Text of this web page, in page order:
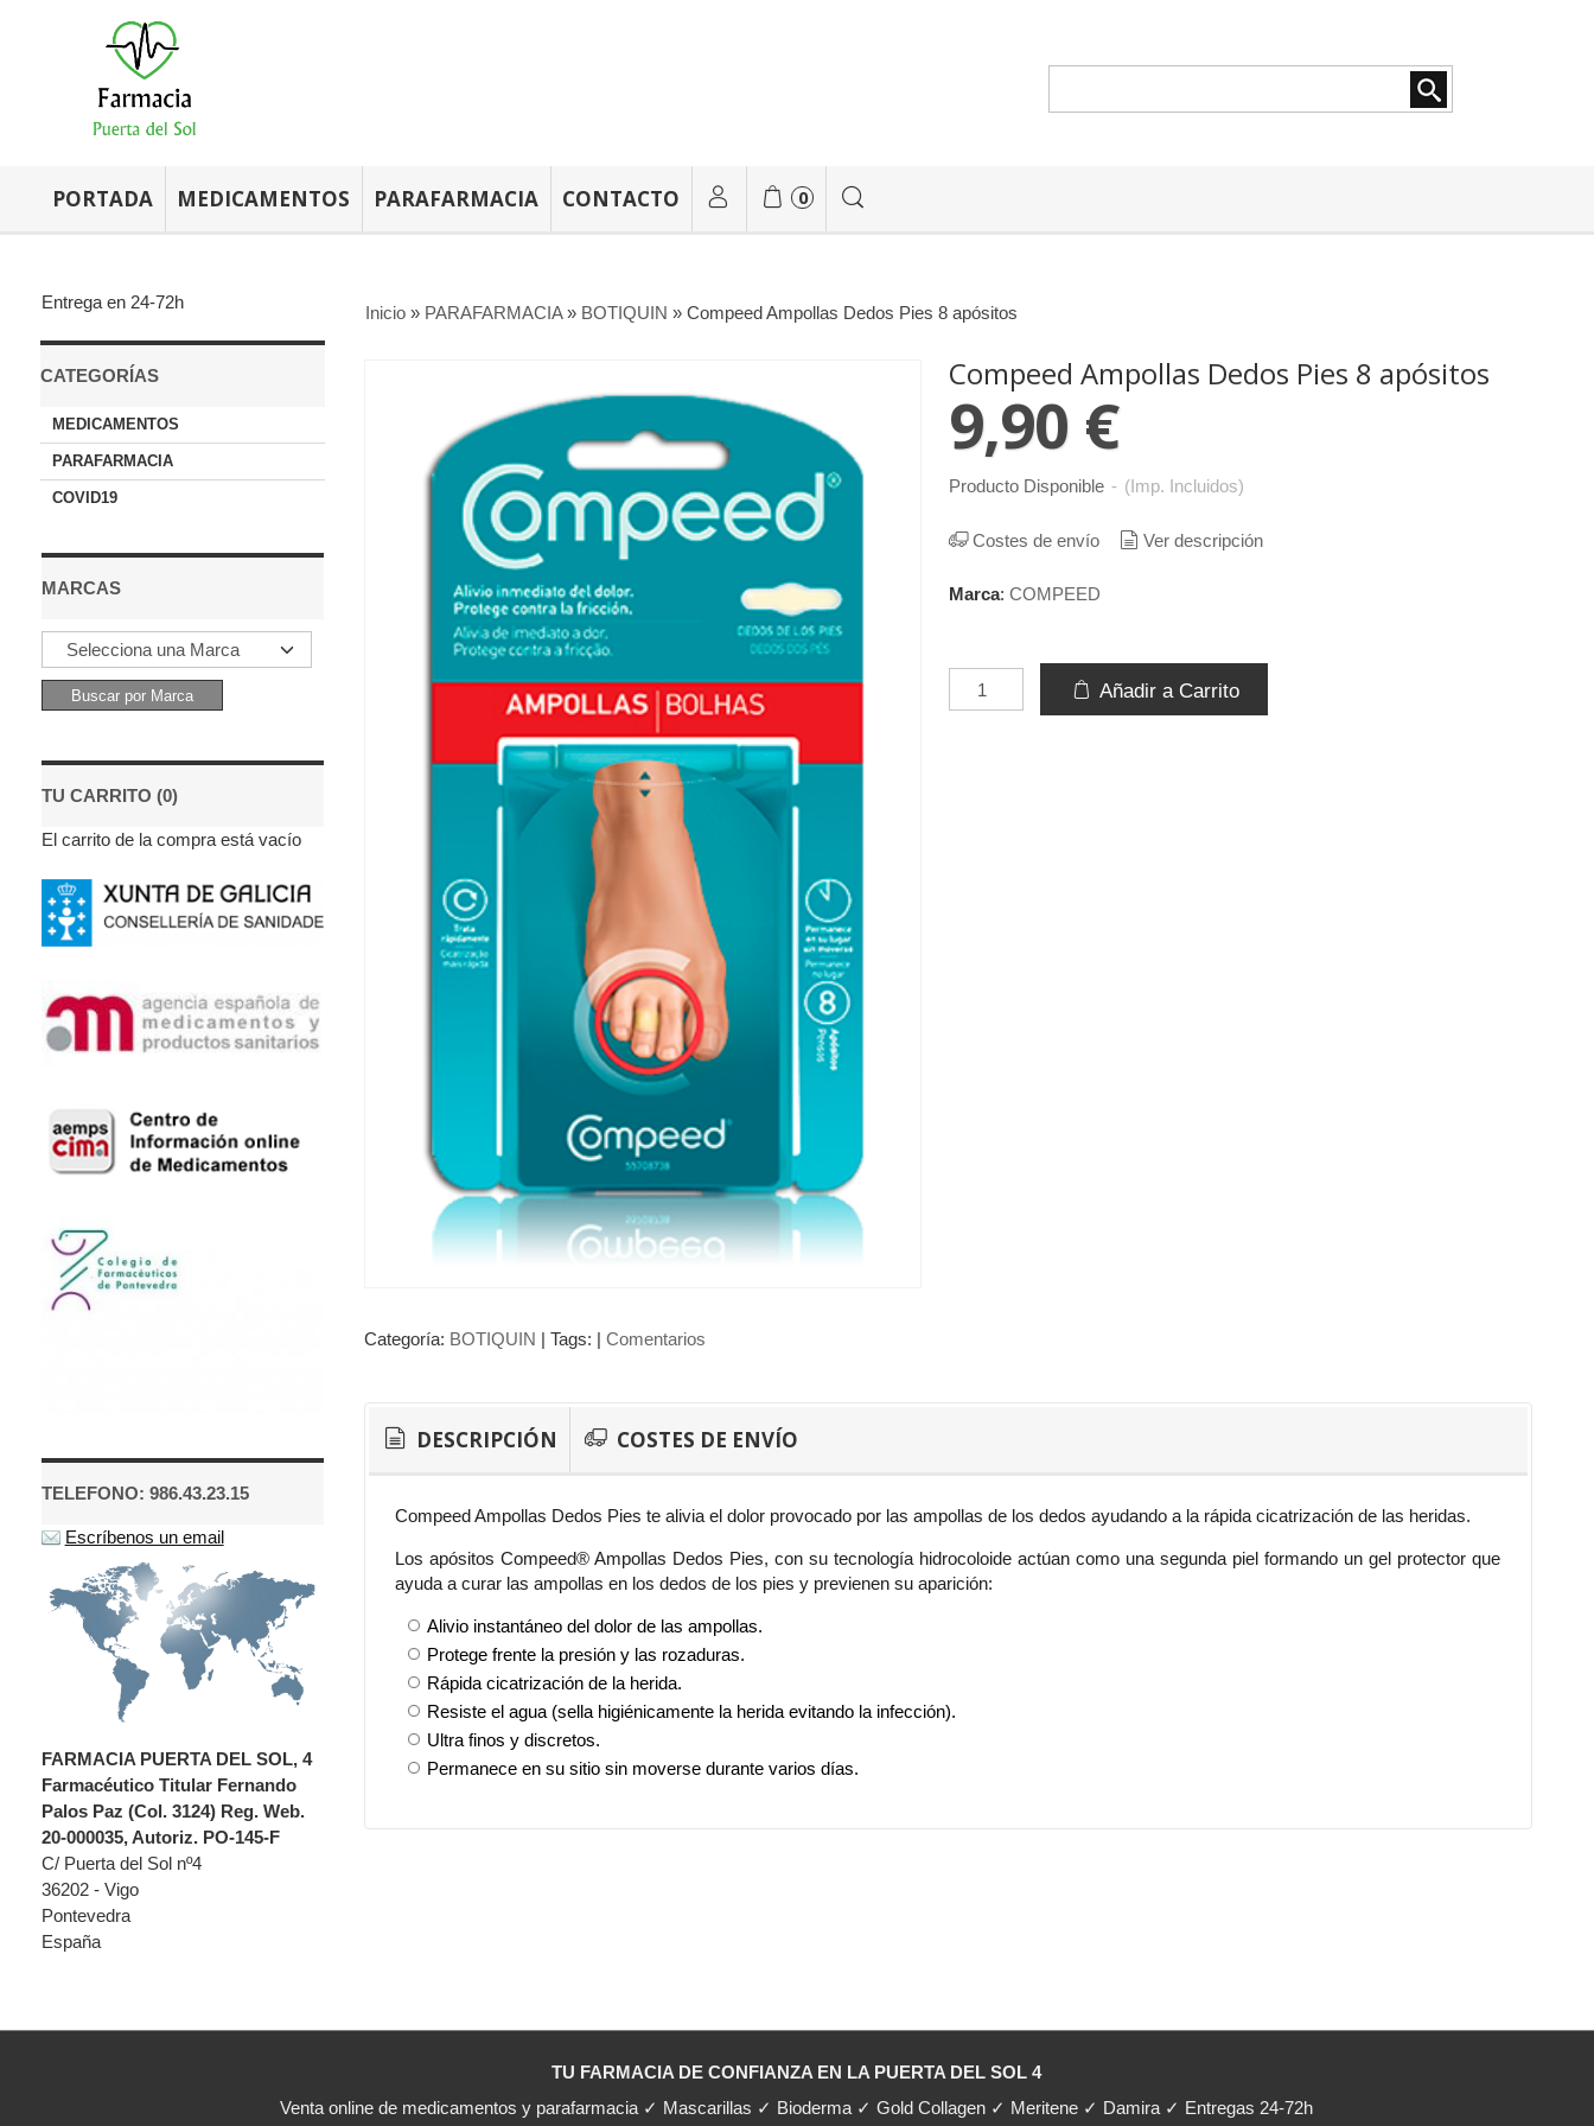
PORTADA MEDICAMENTOS PARAFARMACIA CONTACTO 0
Entrega en 24-72h
CATEGORÍAS
MEDICAMENTOS
PARAFARMACIA
COVID19
MARCAS
TU CARRITO (0)
El carrito de la compra está vacío
TELEFONO: 986.43.23.15
Escríbenos un email
FARMACIA PUERTA DEL SOL, 4
Farmacéutico Titular Fernando
Palos Paz (Col. 3124) Reg. Web.
20-000035, Autoriz. PO-145-F
C/ Puerta del Sol nº4
36202 - Vigo
Pontevedra
España
Inicio» PARAFARMACIA» BOTIQUIN » Compeed Ampollas Dedos Pies 8 apósitos
Compeed Ampollas Dedos Pies 8 apósitos
9,90 €
Producto Disponible - (Imp. Incluidos)
Costes de envío Ver descripción
Marca: COMPEED
Añadir a Carrito
Categoría: BOTIQUIN | Tags: | Comentarios
DESCRIPCIÓN COSTES DE ENVÍO
Compeed Ampollas Dedos Pies te alivia el dolor provocado por las ampollas de los dedos ayudando a la rápida cicatrización de las heridas.
Los apósitos Compeed® Ampollas Dedos Pies, con su tecnología hidrocoloide actúan como una segunda piel formando un gel protector que
ayuda a curar las ampollas en los dedos de los pies y previenen su aparición:
Alivio instantáneo del dolor de las ampollas.
Protege frente la presión y las rozaduras.
Rápida cicatrización de la herida.
Resiste el agua (sella higiénicamente la herida evitando la infección).
Ultra finos y discretos.
Permanece en su sitio sin moverse durante varios días.
TU FARMACIA DE CONFIANZA EN LA PUERTA DEL SOL 4
Venta online de medicamentos y parafarmacia ✓ Mascarillas ✓ Bioderma ✓ Gold Collagen ✓ Meritene ✓ Damira ✓ Entregas 24-72h